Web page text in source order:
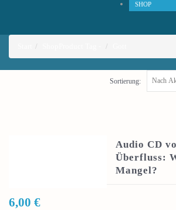
SHOP
Sortierung:
Audio CD
Überfluss:
Mangel?
6,00 €